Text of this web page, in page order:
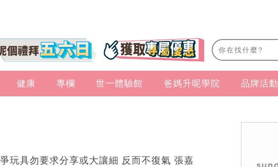
健康 專欄 世一體驗館 爸媽升呢學院 品牌活動
玩具勿要求分享或大讓細 反而不復氣 張嘉